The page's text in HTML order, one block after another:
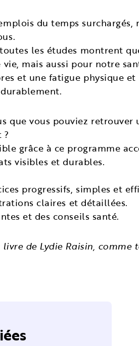
du temps
les études montrent
mais aussi pour notre
et une fatigue physique
que vous pouviez
?
grâce à ce programme
visibles et durables.
progressifs, simples et
claires et détaillées.
et des conseils santé.
de Lydie Raisin, comme